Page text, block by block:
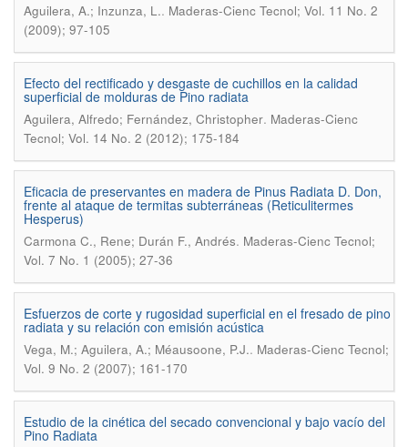
Aguilera, A.; Inzunza, L.. Maderas-Cienc Tecnol; Vol. 11 No. 2
(2009); 97-105
Efecto del rectificado y desgaste de cuchillos en la calidad
superficial de molduras de Pino radiata
Aguilera, Alfredo; Fernández, Christopher. Maderas-Cienc
Tecnol; Vol. 14 No. 2 (2012); 175-184
Eficacia de preservantes en madera de Pinus Radiata D. Don,
frente al ataque de termitas subterráneas (Reticulitermes
Hesperus)
Carmona C., Rene; Durán F., Andrés. Maderas-Cienc Tecnol;
Vol. 7 No. 1 (2005); 27-36
Esfuerzos de corte y rugosidad superficial en el fresado de pino
radiata y su relación con emisión acústica
Vega, M.; Aguilera, A.; Méausoone, P.J.. Maderas-Cienc Tecnol;
Vol. 9 No. 2 (2007); 161-170
Estudio de la cinética del secado convencional y bajo vacío del
Pino Radiata